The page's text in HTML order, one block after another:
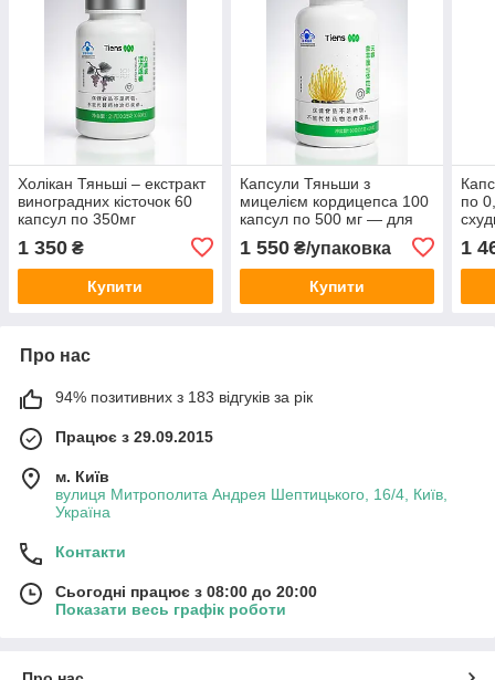
Холікан Тяньші – екстракт
виноградних кісточок 60
капсул по 350мг
1 350 ₴
Купити
Капсули Тяньши з
мицелієм кордицепса 100
капсул по 500 мг — для
відновлення організму
1 550₴/упаковка
Купити
по
1
Про нас
94% позитивних з 183 відгуків за рік
Працює з 29.09.2015
м. Київ
вулиця Митрополита Андрея Шептицького, 16/4, Київ,
Україна
Контакти
Сьогодні працює з 08:00 до 20:00
Показати весь графік роботи